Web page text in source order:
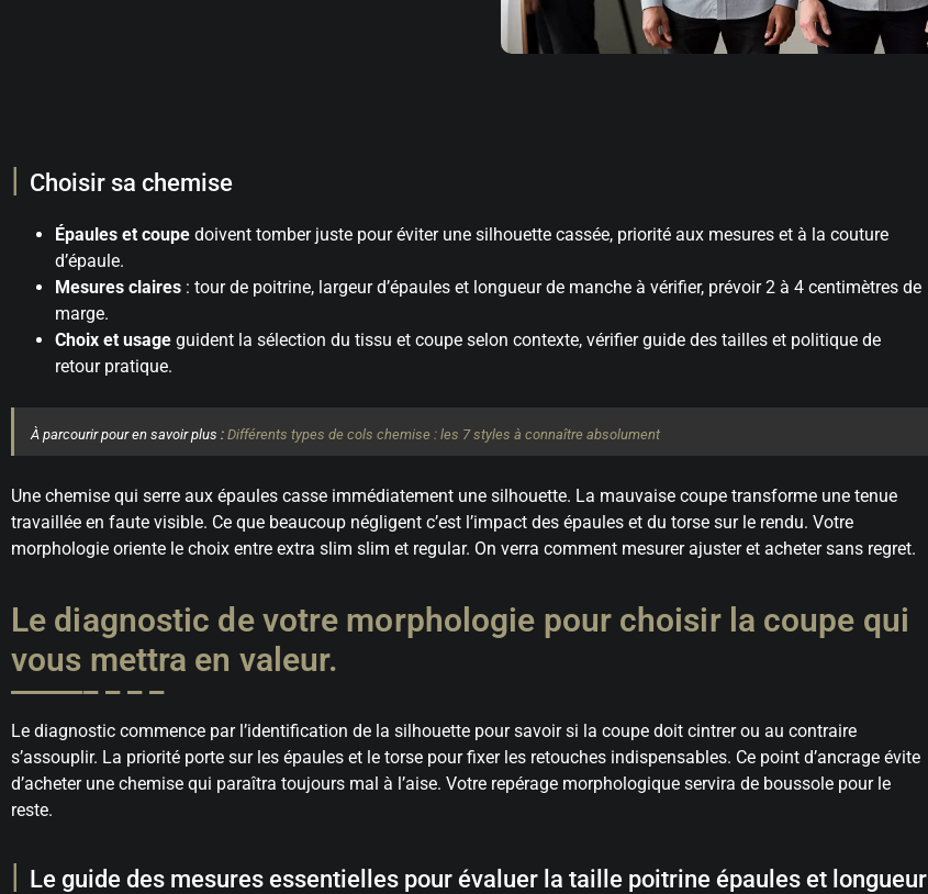
Choisir sa chemise
Épaules et coupe doivent tomber juste pour éviter une silhouette cassée, priorité aux mesures et à la couture
d’épaule.
Mesures claires : tour de poitrine, largeur d’épaules et longueur de manche à vérifier, prévoir 2 à 4 centimètres de
marge.
Choix et usage guident la sélection du tissu et coupe selon contexte, vérifier guide des tailles et politique de
retour pratique.
À parcourir pour en savoir plus : Différents types de cols chemise : les 7 styles à connaître absolument
Une chemise qui serre aux épaules casse immédiatement une silhouette. La mauvaise coupe transforme une tenue
travaillée en faute visible. Ce que beaucoup négligent c’est l’impact des épaules et du torse sur le rendu. Votre
morphologie oriente le choix entre extra slim slim et regular. On verra comment mesurer ajuster et acheter sans regret.
Le diagnostic de votre morphologie pour choisir la coupe qui
vous mettra en valeur.
Le diagnostic commence par l’identification de la silhouette pour savoir si la coupe doit cintrer ou au contraire
s’assouplir. La priorité porte sur les épaules et le torse pour fixer les retouches indispensables. Ce point d’ancrage évite
d’acheter une chemise qui paraîtra toujours mal à l’aise. Votre repérage morphologique servira de boussole pour le
reste.
Le guide des mesures essentielles pour évaluer la taille poitrine épaules et longueur